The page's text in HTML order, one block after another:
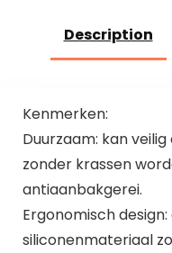
Description
Kenmerken:
Duurzaam: kan
zonder krassen
antiaanbakgerei.
Ergonomisch
siliconenmateriaal